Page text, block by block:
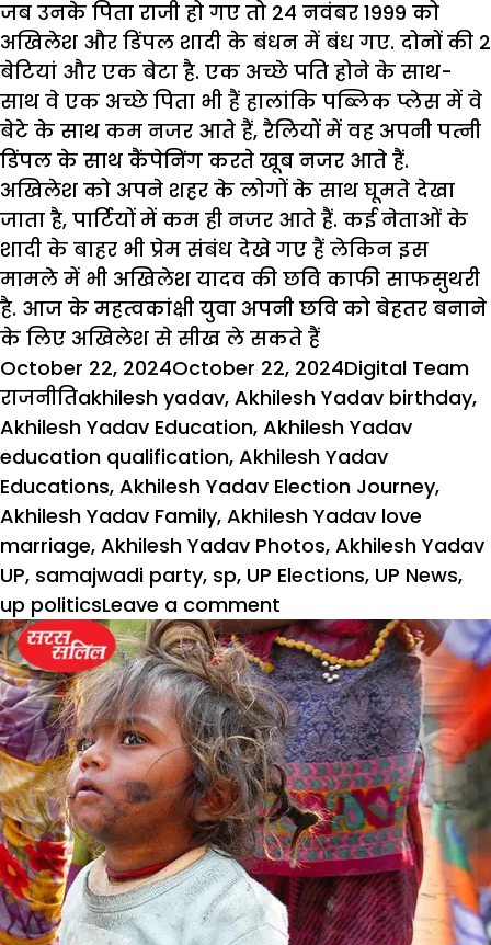
जब उनके पिता राजी हो गए तो 24 नवंबर 1999 को
अखिलेश और डिंपल शादी के बंधन में बंध गए. दोनों की 2
बेटियां और एक बेटा है. एक अच्छे पति होने के साथ-
साथ वे एक अच्छे पिता भी हैं हालांकि पब्लिक प्लेस में वे
बेटे के साथ कम नजर आते हैं, रैलियों में वह अपनी पत्‍नी
डिंपल के साथ कैंपेनिंग करते खूब नजर आते हैं.
अखि‍लेश को अपने शहर के लोगों के साथ घूमते देखा
जाता है, पार्टियों में कम ही नजर आते हैं. कई नेताओं के
शादी के बाहर भी प्रेम संबंध देखे गए हैं लेकिन इस
मामले में भी अ‍खिलेश यादव की छवि काफी साफसुथरी
है. आज के महत्‍वकांक्षी युवा अपनी छवि को बेहतर बनाने
के लिए अखिलेश से सीख ले सकते हैं
Posted
on
October 22, 2024October 22, 2024Author
Digital Team
राजनीतिTags
akhilesh yadav, Akhilesh Yadav birthday,
Akhilesh Yadav Education, Akhilesh Yadav
education qualification, Akhilesh Yadav
Educations, Akhilesh Yadav Election Journey,
Akhilesh Yadav Family, Akhilesh Yadav love
marriage, Akhilesh Yadav Photos, Akhilesh Yadav
UP, samajwadi party, sp, UP Elections, UP News,
up politicsLeave a comment
अखिलेश
भइया
की
इमेज
दूसरे
नेताओं
से
क्‍यों
है
बढ़िया
?